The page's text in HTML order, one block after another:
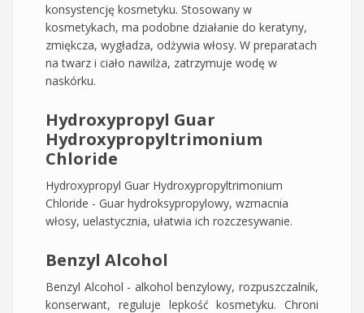
konsystencję kosmetyku. Stosowany w
kosmetykach, ma podobne działanie do keratyny,
zmiękcza, wygładza, odżywia włosy. W preparatach
na twarz i ciało nawilża, zatrzymuje wodę w
naskórku.
Hydroxypropyl Guar
Hydroxypropyltrimonium
Chloride
Hydroxypropyl Guar Hydroxypropyltrimonium
Chloride - Guar hydroksypropylowy, wzmacnia
włosy, uelastycznia, ułatwia ich rozczesywanie.
Benzyl Alcohol
Benzyl Alcohol - alkohol benzylowy, rozpuszczalnik,
konserwant, reguluje lepkość kosmetyku. Chroni